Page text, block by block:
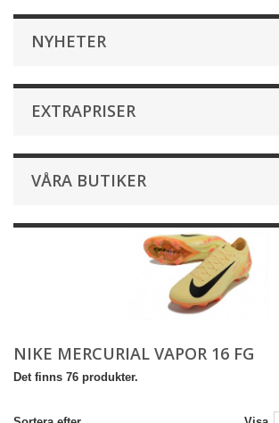
NYHETER
EXTRAPRISER
VÅRA BUTIKER
NIKE MERCURIAL VAPOR 16 FG
Det finns 76 produkter.